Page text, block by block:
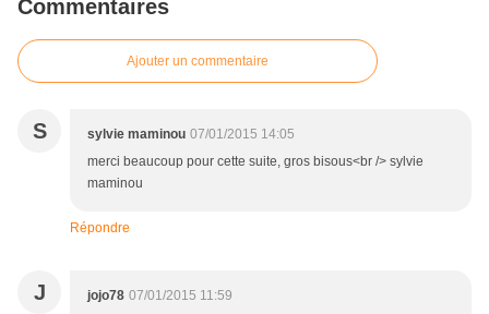
Commentaires
Ajouter un commentaire
S sylvie maminou 07/01/2015 14:05
merci beaucoup pour cette suite, gros bisous<br /> sylvie
maminou
Répondre
J jojo78 07/01/2015 11:59